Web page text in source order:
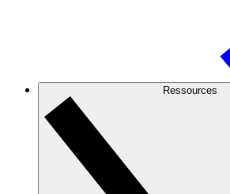
Ressources